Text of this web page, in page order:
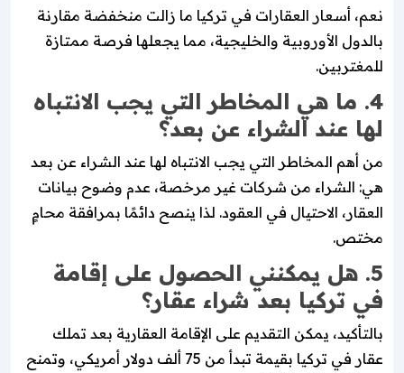
نعم، أسعار العقارات في تركيا ما زالت منخفضة مقارنة
بالدول الأوروبية والخليجية، مما يجعلها فرصة ممتازة
للمغتربين.
4. ما هي المخاطر التي يجب الانتباه
لها عند الشراء عن بعد؟
من أهم المخاطر التي يجب الانتباه لها عند الشراء عن بعد
هي: الشراء من شركات غير مرخصة، عدم وضوح بيانات
العقار، الاحتيال في العقود. لذا ينصح دائمًا بمرافقة محامٍ
مختص.
5. هل يمكنني الحصول على إقامة
في تركيا بعد شراء عقار؟
بالتأكيد، يمكن التقديم على الإقامة العقارية بعد تملك
عقار في تركيا بقيمة تبدأ من 75 ألف دولار أمريكي، وتمنح